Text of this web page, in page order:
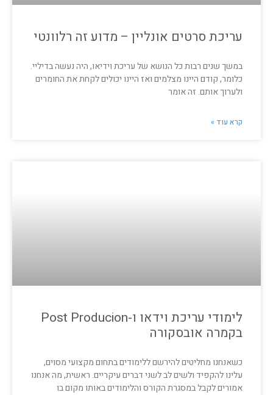
עריכת סרטים אונליין – מדוע זה רלוונטי
במשך שנים רבות כל הנושא של עריכת וידיאו, היה נעשה בדיליי.
כלומר, קודם היינו מצלמים ואז היינו יכולים לקחת את החומרים
ולערוך אותם. זה אומר
קרא עוד »
לימודי עריכת וידאו ו-Post Producion
בקמרה אובסקורה
כשאנחנו מחליטים להירשם ללימודים בתחום מקצועי מסוים,
עלינו להקפיד ולשים לב לשני דברים עיקריים. ראשית, מה אנחנו
אמורים לקבל במסגרת הקורס והלימודים באותו מקום בו